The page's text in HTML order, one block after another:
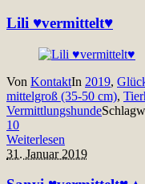
Lili ♥vermittelt♥
Von KontaktIn 2019,
mittelgroß (35-50 cm),
Vermittlungshunde
10
Weiterlesen
31. Januar 2019